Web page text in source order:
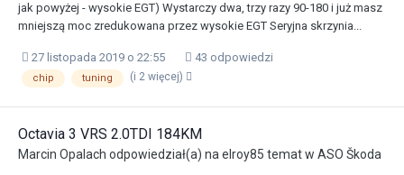
jak powyżej - wysokie EGT) Wystarczy dwa, trzy razy 90-180 i już masz
mniejszą moc zredukowana przez wysokie EGT Seryjna skrzynia...
27 listopada 2019 o 22:55 43 odpowiedzi
chip tuning (i 2 więcej)
Octavia 3 VRS 2.0TDI 184KM
Marcin Opalach odpowiedział(a) na elroy85 temat w ASO Škoda